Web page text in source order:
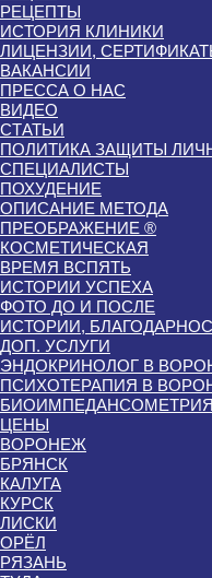
РЕЦЕПТЫ
ИСТОРИЯ КЛИНИКИ
ЛИЦЕНЗИИ,
ВАКАНСИИ
ПРЕССА О НАС
ВИДЕО
СТАТЬИ
ПОЛИТИКА ЗАЩИТЫ
СПЕЦИАЛИСТЫ
ПОХУДЕНИЕ
ОПИСАНИЕ МЕТОДА
ПРЕОБРАЖЕНИЕ ®
КОСМЕТИЧЕСКАЯ
ВРЕМЯ ВСПЯТЬ
ИСТОРИИ УСПЕХА
ФОТО ДО И ПОСЛЕ
ИСТОРИИ,
ДОП. УСЛУГИ
ЭНДОКРИНОЛОГ В
ПСИХОТЕРАПИЯ В
БИОИМПЕДАНСОМЕТРИЯ
ЦЕНЫ
ВОРОНЕЖ
БРЯНСК
КАЛУГА
КУРСК
ЛИСКИ
ОРЁЛ
РЯЗАНЬ